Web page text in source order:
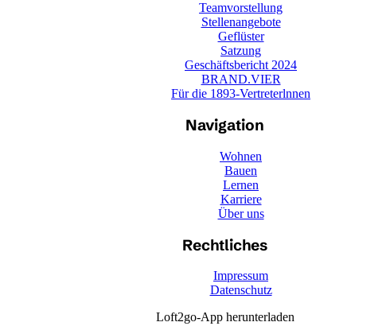
Teamvorstellung
Stellenangebote
Geflüster
Satzung
Geschäftsbericht 2024
BRAND.VIER
Für die 1893-Vertreterlnnen
Navigation
Wohnen
Bauen
Lernen
Karriere
Über uns
Rechtliches
Impressum
Datenschutz
Loft2go-App herunterladen